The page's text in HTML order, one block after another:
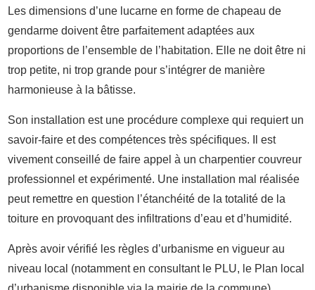
Les dimensions d’une lucarne en forme de chapeau de
gendarme doivent être parfaitement adaptées aux
proportions de l’ensemble de l’habitation. Elle ne doit être ni
trop petite, ni trop grande pour s’intégrer de manière
harmonieuse à la bâtisse.
Son installation est une procédure complexe qui requiert un
savoir-faire et des compétences très spécifiques. Il est
vivement conseillé de faire appel à un charpentier couvreur
professionnel et expérimenté. Une installation mal réalisée
peut remettre en question l’étanchéité de la totalité de la
toiture en provoquant des infiltrations d’eau et d’humidité.
Après avoir vérifié les règles d’urbanisme en vigueur au
niveau local (notamment en consultant le PLU, le Plan local